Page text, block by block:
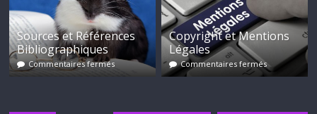
Sources et Références
Bibliographiques
Commentaires fermés
Copyright et Mentions
Légales
Commentaires fermés